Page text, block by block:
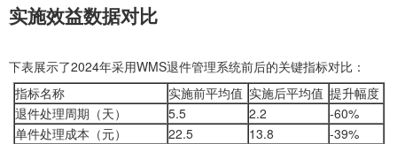
实施效益数据对比
下表展示了2024年采用WMS退件管理系统前后的关键指标对比：
指标名称
实施前平均值 实施后平均值 提升幅度
退件处理周期（天）
5.5 2.2
-60%
单件处理成本（元）
22.5 13.8
-39%